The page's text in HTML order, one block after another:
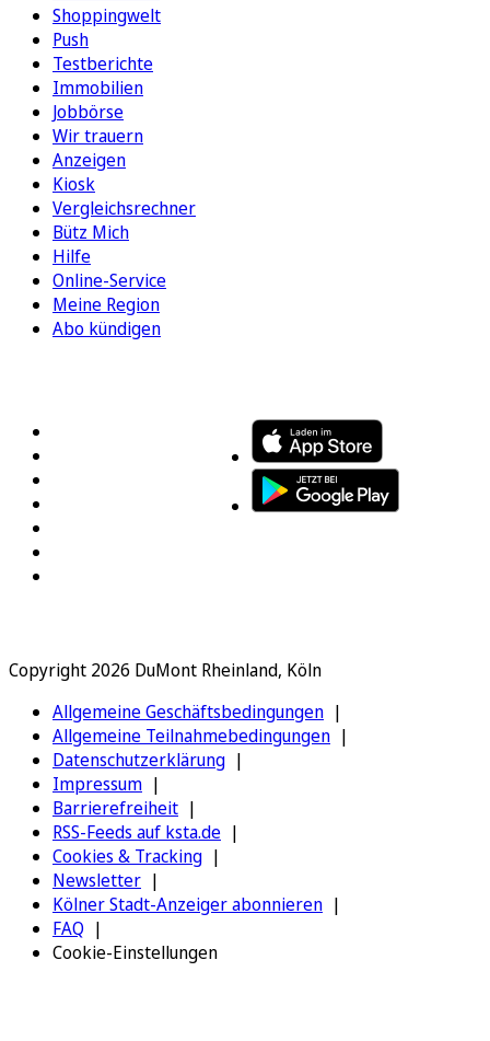
Shoppingwelt
Push
Testberichte
Immobilien
Jobbörse
Wir trauern
Anzeigen
Kiosk
Vergleichsrechner
Bütz Mich
Hilfe
Online-Service
Meine Region
Abo kündigen
Copyright 2026 DuMont Rheinland, Köln
Allgemeine Geschäftsbedingungen
Allgemeine Teilnahmebedingungen
Datenschutzerklärung
Impressum
Barrierefreiheit
RSS-Feeds auf ksta.de
Cookies & Tracking
Newsletter
Kölner Stadt-Anzeiger abonnieren
FAQ
Cookie-Einstellungen